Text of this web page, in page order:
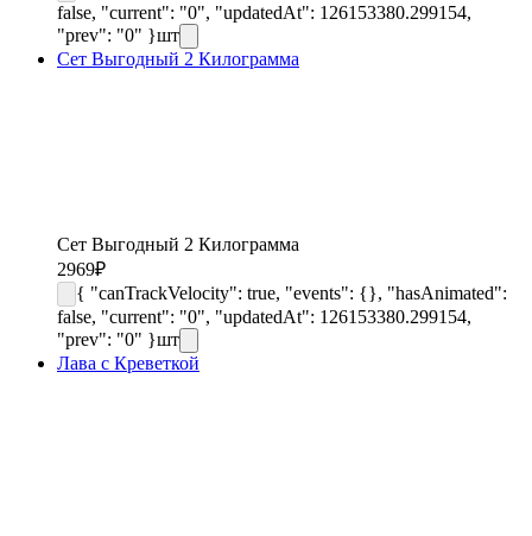
false, "current": "0", "updatedAt": 126153380.299154,
"prev": "0" }шт
Сет Выгодный 2 Килограмма
Сет Выгодный 2 Килограмма
2969₽
{ "canTrackVelocity": true, "events": {}, "hasAnimated":
false, "current": "0", "updatedAt": 126153380.299154,
"prev": "0" }шт
Лава с Креветкой